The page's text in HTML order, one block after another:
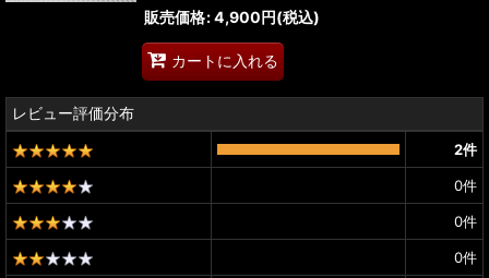
販売価格:4,900円(税込)
カートに入れる
レビュー評価分布
2件
0件
0件
0件